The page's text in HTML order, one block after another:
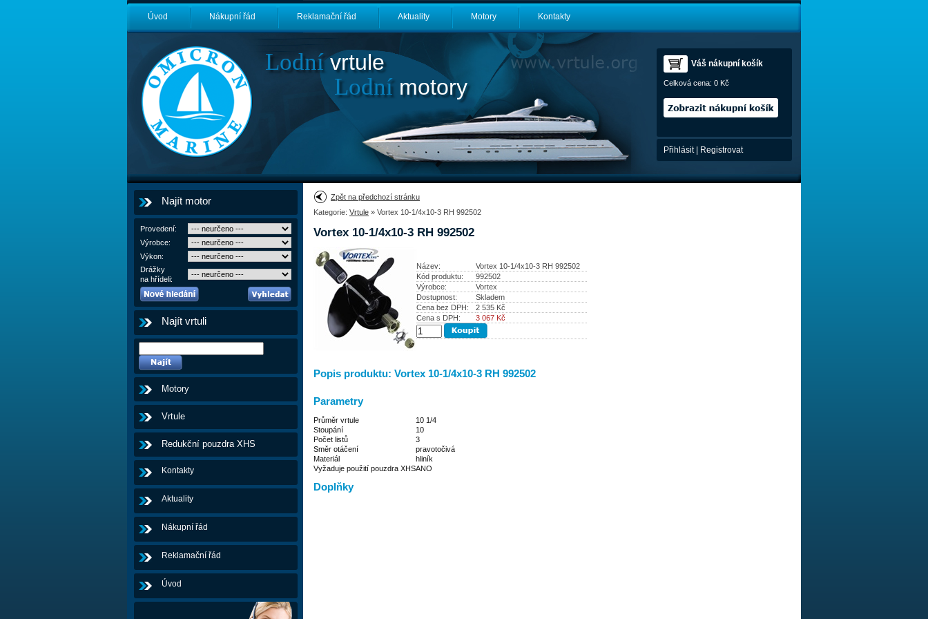
Úvod Nákupní řád Reklamační řád Aktuality Motory Kontakty
Lodnívrtule
Lodnímotory
Váš nákupní košík
Celková cena: 0 Kč
Přihlásit| Registrovat
Najít motor
Provedení:
Výrobce:
Výkon:
Drážky
na hřídeli:
Najít vrtuli
Motory
Vrtule
Redukční pouzdra XHS
Kontakty
Aktuality
Nákupní řád
Reklamační řád
Úvod
Zpět na předchozí stránku
Kategorie: Vrtule » Vortex 10-1/4x10-3 RH 992502
Vortex 10-1/4x10-3 RH 992502
Název:
Vortex 10-1/4x10-3 RH 992502
Kód produktu:
992502
Výrobce:
Vortex
Dostupnost:
Skladem
Cena bez DPH:
2 535 Kč
Cena s DPH:
3 067 Kč
Popis produktu: Vortex 10-1/4x10-3 RH 992502
Parametry
Průměr vrtule
10 1/4
Stoupání
10
Počet listů
3
Směr otáčení
pravotočivá
Materiál
hliník
Vyžaduje použití pouzdra XHSANO
Doplňky